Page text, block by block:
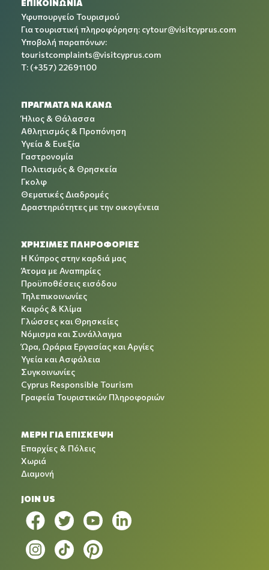
ΕΠΙΚΟΙΝΩΝΙΑ
Υφυπουργείο Τουρισμού
Για τουριστική πληροφόρηση: cytour@visitcyprus.com
Υποβολή παραπόνων:
touristcomplaints@visitcyprus.com
T: (+357) 22691100
ΠΡΑΓΜΑΤΑ ΝΑ ΚΑΝΩ
Ήλιος & Θάλασσα
Αθλητισμός & Προπόνηση
Υγεία & Ευεξία
Γαστρονομία
Πολιτισμός & Θρησκεία
Γκολφ
Θεματικές Διαδρομές
Δραστηριότητες με την οικογένεια
ΧΡΉΣΙΜΕΣ ΠΛΗΡΟΦΟΡΊΕΣ
Η Κύπρος στην καρδιά μας
Άτομα με Αναπηρίες
Προϋποθέσεις εισόδου
Τηλεπικοινωνίες
Καιρός & Κλίμα
Γλώσσες και Θρησκείες
Νόμισμα και Συνάλλαγμα
Ώρα, Ωράρια Εργασίας και Αργίες
Υγεία και Ασφάλεια
Συγκοινωνίες
Cyprus Responsible Tourism
Γραφεία Τουριστικών Πληροφοριών
ΜΕΡΗ ΓΙΑ ΕΠΙΣΚΕΨΗ
Επαρχίες & Πόλεις
Χωριά
Διαμονή
JOIN US